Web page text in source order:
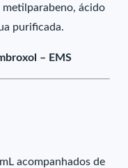
ácido
purificada.
– EMS
acompanhados de